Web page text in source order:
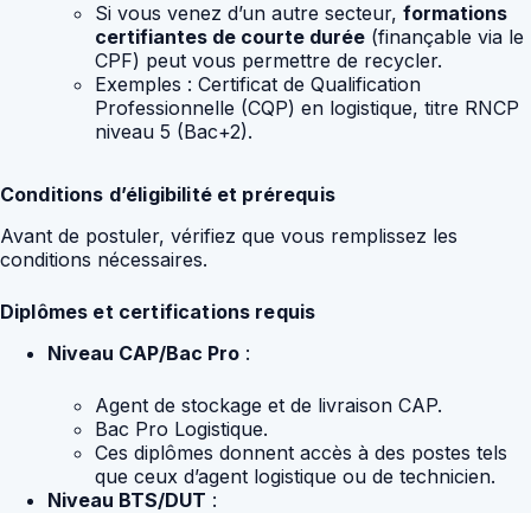
Si vous venez d’un autre secteur, formations
certifiantes de courte durée (finançable via le
CPF) peut vous permettre de recycler.
Exemples : Certificat de Qualification
Professionnelle (CQP) en logistique, titre RNCP
niveau 5 (Bac+2).
Conditions d’éligibilité et prérequis
Avant de postuler, vérifiez que vous remplissez les
conditions nécessaires.
Diplômes et certifications requis
Niveau CAP/Bac Pro :
Agent de stockage et de livraison CAP.
Bac Pro Logistique.
Ces diplômes donnent accès à des postes tels
que ceux d’agent logistique ou de technicien.
Niveau BTS/DUT :